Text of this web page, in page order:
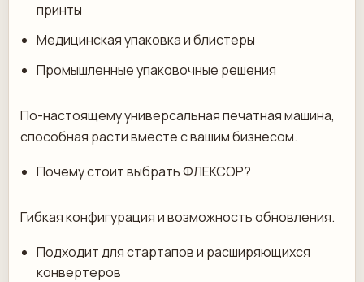
принты
Медицинская упаковка и блистеры
Промышленные упаковочные решения
По-настоящему универсальная печатная машина,
способная расти вместе с вашим бизнесом.
Почему стоит выбрать ФЛЕКСОР?
Гибкая конфигурация и возможность обновления.
Подходит для стартапов и расширяющихся
конвертеров